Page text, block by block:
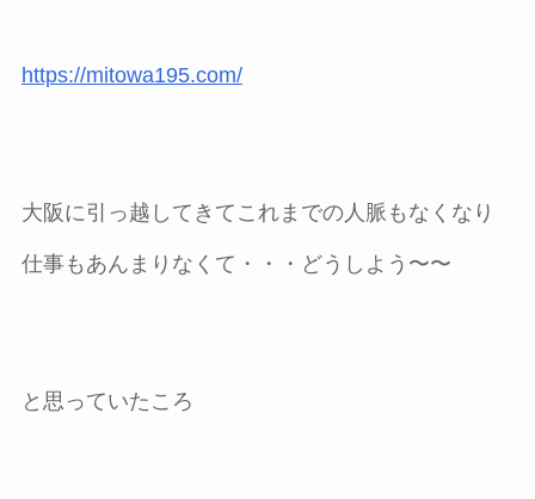
https://mitowa195.com/
大阪に引っ越してきてこれまでの人脈もなくなり
仕事もあんまりなくて・・・どうしよう〜〜
と思っていたころ